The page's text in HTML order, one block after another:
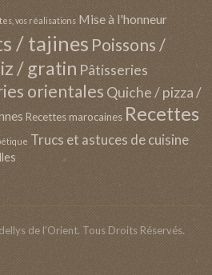
vos réalisations Mise à l'honneur
/ tajines Poissons /
/ gratin Pâtisseries
orientales Quiche / pizza /
Recettes marocaines Recettes
Trucs et astuces de cuisine
de l'Orient. Tous Droits Réservés.